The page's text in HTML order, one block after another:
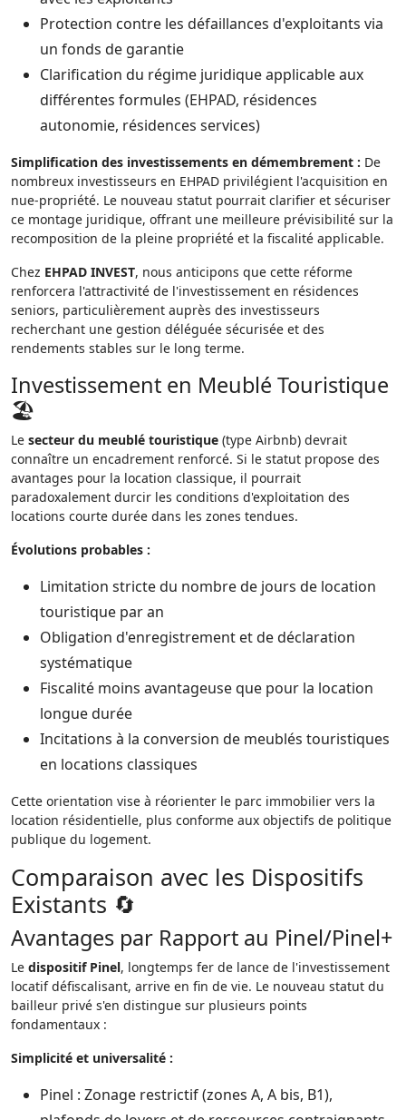
Protection contre les défaillances d'exploitants via
un fonds de garantie
Clarification du régime juridique applicable aux
différentes formules (EHPAD, résidences
autonomie, résidences services)
Simplification des investissements en démembrement : De
nombreux investisseurs en EHPAD privilégient l'acquisition en
nue-propriété. Le nouveau statut pourrait clarifier et sécuriser
ce montage juridique, offrant une meilleure prévisibilité sur la
recomposition de la pleine propriété et la fiscalité applicable.
Chez EHPAD INVEST, nous anticipons que cette réforme
renforcera l'attractivité de l'investissement en résidences
seniors, particulièrement auprès des investisseurs
recherchant une gestion déléguée sécurisée et des
rendements stables sur le long terme.
Investissement en Meublé Touristique
🏖️
Le secteur du meublé touristique (type Airbnb) devrait
connaître un encadrement renforcé. Si le statut propose des
avantages pour la location classique, il pourrait
paradoxalement durcir les conditions d'exploitation des
locations courte durée dans les zones tendues.
Évolutions probables :
Limitation stricte du nombre de jours de location
touristique par an
Obligation d'enregistrement et de déclaration
systématique
Fiscalité moins avantageuse que pour la location
longue durée
Incitations à la conversion de meublés touristiques
en locations classiques
Cette orientation vise à réorienter le parc immobilier vers la
location résidentielle, plus conforme aux objectifs de politique
publique du logement.
Comparaison avec les Dispositifs
Existants 🔄
Avantages par Rapport au Pinel/Pinel+
Le dispositif Pinel, longtemps fer de lance de l'investissement
locatif défiscalisant, arrive en fin de vie. Le nouveau statut du
bailleur privé s'en distingue sur plusieurs points
fondamentaux :
Simplicité et universalité :
Pinel : Zonage restrictif (zones A, A bis, B1),